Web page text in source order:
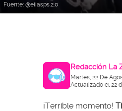
Fuente: @eliasps.2.0
Redacción La
Martes, 22 De
Actualizado el 22
¡Terrible momento!